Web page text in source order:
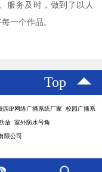
服务及时，做到了以人
一个作品。
Top
IP网络广播系统厂家 校园广播系
放 室外防水号角
限公司